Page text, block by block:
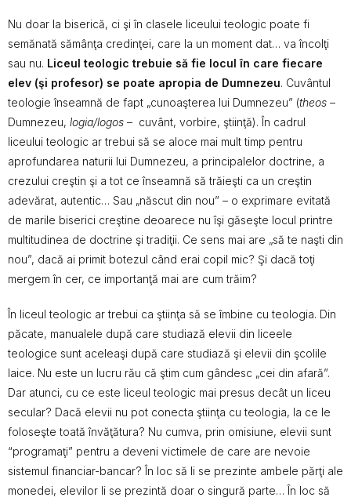
Nu doar la biserică, ci şi în clasele liceului teologic poate fi
semănată sămânţa credinţei, care la un moment dat… va încolţi
sau nu. Liceul teologic trebuie să fie locul în care fiecare
elev (şi profesor) se poate apropia de Dumnezeu. Cuvântul
teologie înseamnă de fapt „cunoaşterea lui Dumnezeu” (theos –
Dumnezeu, logia/logos – cuvânt, vorbire, ştiinţă). În cadrul
liceului teologic ar trebui să se aloce mai mult timp pentru
aprofundarea naturii lui Dumnezeu, a principalelor doctrine, a
crezului creştin şi a tot ce înseamnă să trăieşti ca un creştin
adevărat, autentic… Sau „născut din nou” – o exprimare evitată
de marile biserici creştine deoarece nu îşi găseşte locul printre
multitudinea de doctrine şi tradiţii. Ce sens mai are „să te naşti din
nou”, dacă ai primit botezul când erai copil mic? Şi dacă toţi
mergem în cer, ce importanţă mai are cum trăim?
În liceul teologic ar trebui ca ştiinţa să se îmbine cu teologia. Din
păcate, manualele după care studiază elevii din liceele
teologice sunt aceleaşi după care studiază şi elevii din şcolile
laice. Nu este un lucru rău că ştim cum gândesc „cei din afară”.
Dar atunci, cu ce este liceul teologic mai presus decât un liceu
secular? Dacă elevii nu pot conecta ştiinţa cu teologia, la ce le
foloseşte toată învăţătura? Nu cumva, prin omisiune, elevii sunt
“programaţi” pentru a deveni victimele de care are nevoie
sistemul financiar-bancar? În loc să li se prezinte ambele părţi ale
monedei, elevilor li se prezintă doar o singură parte… În loc să